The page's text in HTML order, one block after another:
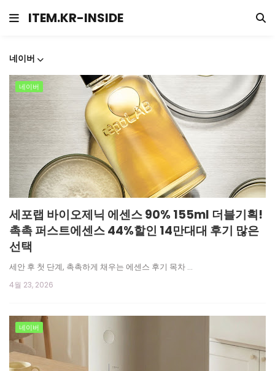
ITEM.KR-INSIDE
네이버
네이버
세포랩 바이오제닉 에센스 90% 155ml 더블기획!
촉촉 퍼스트에센스 44%할인 14만대대 후기 많은
선택
세안 후 첫 단계, 촉촉하게 채우는 에센스 후기 목차 …
4월 23, 2026
네이버